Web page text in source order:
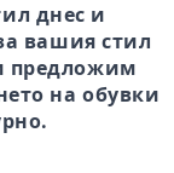
днес и
вашия стил
предложим
на обувки